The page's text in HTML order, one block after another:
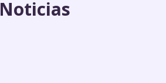
Noticias